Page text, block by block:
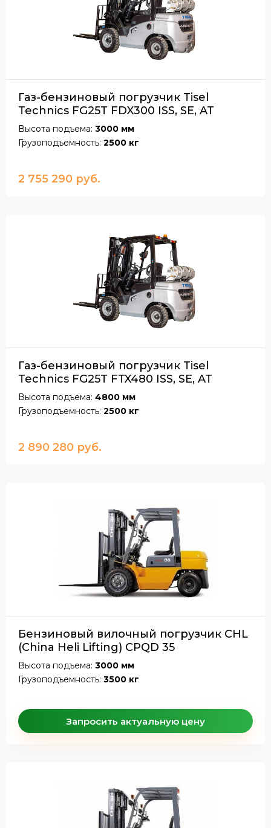
Газ-бензиновый погрузчик Tisel
Technics FG25T FDX300 ISS, SE, AT
Высота подъема: 3000 мм
Грузоподъемность: 2500 кг
2 755 290 руб.
Газ-бензиновый погрузчик Tisel
Technics FG25T FTX480 ISS, SE, AT
Высота подъема: 4800 мм
Грузоподъемность: 2500 кг
2 890 280 руб.
Бензиновый вилочный погрузчик CHL
(China Heli Lifting) CPQD 35
Высота подъема: 3000 мм
Грузоподъемность: 3500 кг
Запросить актуальную цену